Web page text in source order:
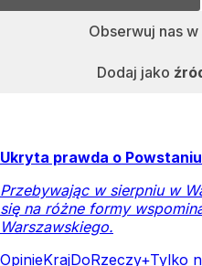
Obserwuj nas w
Dodaj jako
Ukryta prawda o
Przebywając w sierpniu w
się na różne formy
Warszawskiego.
OpinieKrajDoRzeczy+Tylko